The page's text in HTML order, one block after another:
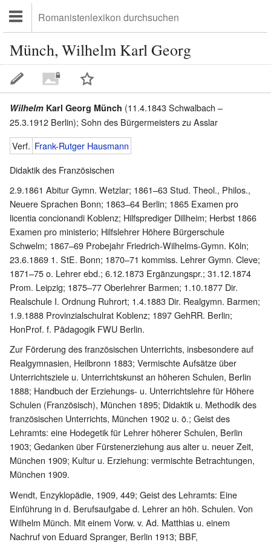
Münch, Wilhelm Karl Georg
Wilhelm Karl Georg Münch (11.4.1843 Schwalbach –
25.3.1912 Berlin); Sohn des Bürgermeisters zu Asslar
Verf. Frank-Rutger Hausmann
Didaktik des Französischen
2.9.1861 Abitur Gymn. Wetzlar; 1861–63 Stud. Theol., Philos.,
Neuere Sprachen Bonn; 1863–64 Berlin; 1865 Examen pro
licentia concionandi Koblenz; Hilfsprediger Dillheim; Herbst 1866
Examen pro ministerio; Hilfslehrer Höhere Bürgerschule
Schwelm; 1867–69 Probejahr Friedrich-Wilhelms-Gymn. Köln;
23.6.1869 1. StE. Bonn; 1870–71 kommiss. Lehrer Gymn. Cleve;
1871–75 o. Lehrer ebd.; 6.12.1873 Ergänzungspr.; 31.12.1874
Prom. Leipzig; 1875–77 Oberlehrer Barmen; 1.10.1877 Dir.
Realschule I. Ordnung Ruhrort; 1.4.1883 Dir. Realgymn. Barmen;
1.9.1888 Provinzialschulrat Koblenz; 1897 GehRR. Berlin;
HonProf. f. Pädagogik FWU Berlin.
Zur Förderung des französischen Unterrichts, insbesondere auf
Realgymnasien, Heilbronn 1883; Vermischte Aufsätze über
Unterrichtsziele u. Unterrichtskunst an höheren Schulen, Berlin
1888; Handbuch der Erziehungs- u. Unterrichtslehre für Höhere
Schulen (Französisch), München 1895; Didaktik u. Methodik des
französischen Unterrichts, München 1902 u. ö.; Geist des
Lehramts: eine Hodegetik für Lehrer höherer Schulen, Berlin
1903; Gedanken über Fürstenerziehung aus alter u. neuer Zeit,
München 1909; Kultur u. Erziehung: vermischte Betrachtungen,
München 1909.
Wendt, Enzyklopädie, 1909, 449; Geist des Lehramts: Eine
Einführung in d. Berufsaufgabe d. Lehrer an höh. Schulen. Von
Wilhelm Münch. Mit einem Vorw. v. Ad. Matthias u. einem
Nachruf von Eduard Spranger, Berlin 1913; BBF,